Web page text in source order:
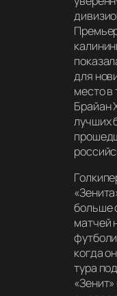
для
место в
Брайан
лучших
больше
матчей
когда
тура